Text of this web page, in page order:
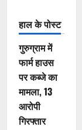
हाल के पोस्ट
गुरुग्राम में
फार्म हाउस
पर कब्जे का
मामला, 13
आरोपी
गिरफ्तार